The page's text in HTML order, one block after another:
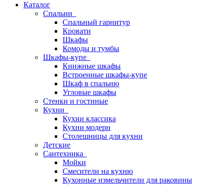
Каталог
Спальни
Спальный гарнитур
Кровати
Шкафы
Комоды и тумбы
Шкафы-купе
Книжные шкафы
Встроенные шкафы-купе
Шкаф в спальню
Угловые шкафы
Стенки и гостиные
Кухни
Кухни классика
Кухни модерн
Столешницы для кухни
Детские
Сантехника
Мойки
Смесители на кухню
Кухонные измельчители для раковины